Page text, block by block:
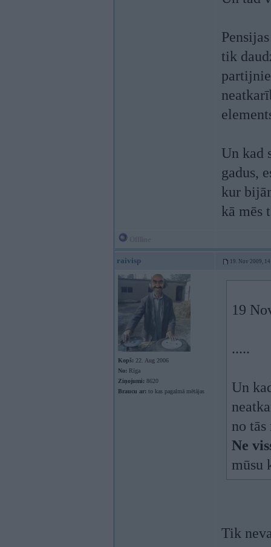
tik
Un kad
gadus,
kur
kā mēs
raivisp 19. Nov 2009,
Kopš: 22. Aug 2006
No: Rīga
Ziņojumi: 8620
Braucu ar: to kas pagalmā mētājas
19
.....
Un
no
Ne
mūsu
Tik